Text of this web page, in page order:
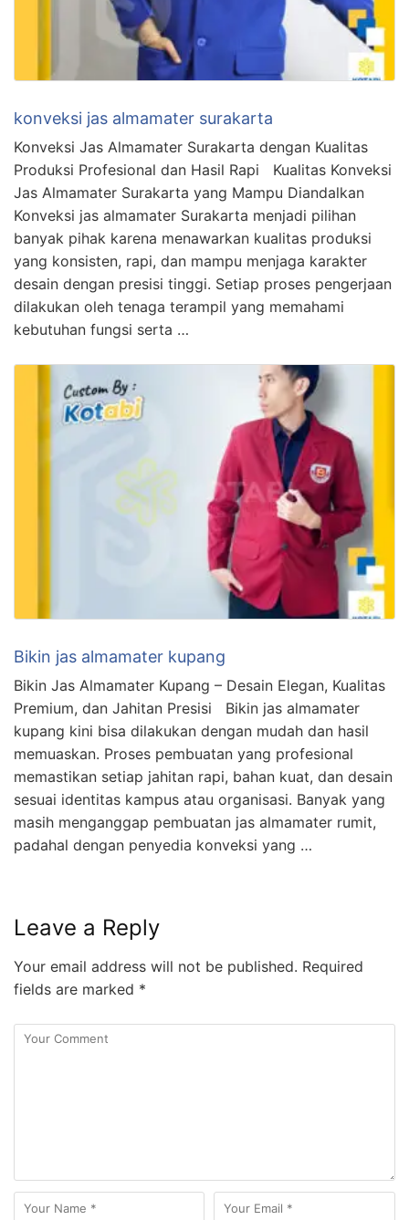
konveksi jas almamater surakarta
Konveksi Jas Almamater Surakarta dengan Kualitas
Produksi Profesional dan Hasil Rapi Kualitas Konveksi
Jas Almamater Surakarta yang Mampu Diandalkan
Konveksi jas almamater Surakarta menjadi pilihan
banyak pihak karena menawarkan kualitas produksi
yang konsisten, rapi, dan mampu menjaga karakter
desain dengan presisi tinggi. Setiap proses pengerjaan
dilakukan oleh tenaga terampil yang memahami
kebutuhan fungsi serta …
Bikin jas almamater kupang
Bikin Jas Almamater Kupang – Desain Elegan, Kualitas
Premium, dan Jahitan Presisi Bikin jas almamater
kupang kini bisa dilakukan dengan mudah dan hasil
memuaskan. Proses pembuatan yang profesional
memastikan setiap jahitan rapi, bahan kuat, dan desain
sesuai identitas kampus atau organisasi. Banyak yang
masih menganggap pembuatan jas almamater rumit,
padahal dengan penyedia konveksi yang …
Leave a Reply
Your email address will not be published. Required
fields are marked *